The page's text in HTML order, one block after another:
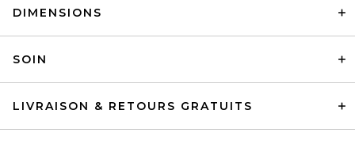
DIMENSIONS
SOIN
LIVRAISON & RETOURS GRATUITS